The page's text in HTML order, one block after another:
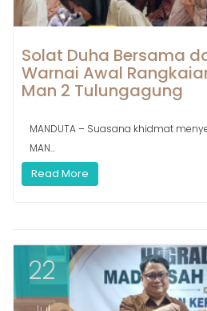
Solat Duha Bersama
Warnai Awal
Man 2 Tulungagung
MANDUTA – Suasana khidmat
MAN...
Read More
22